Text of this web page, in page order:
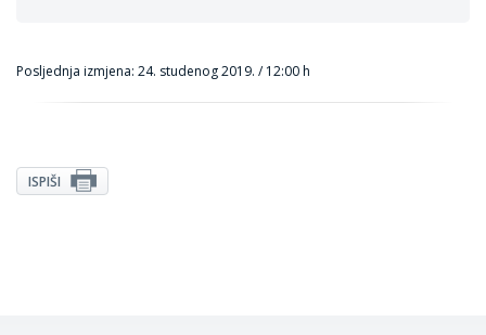
Posljednja izmjena: 24. studenog 2019. / 12:00 h
ISPIŠI